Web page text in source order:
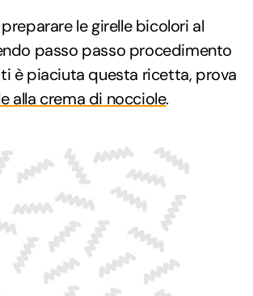
le girelle bicolori al
passo passo procedimento
ti è piaciuta questa ricetta, prova
alla crema di nocciole.